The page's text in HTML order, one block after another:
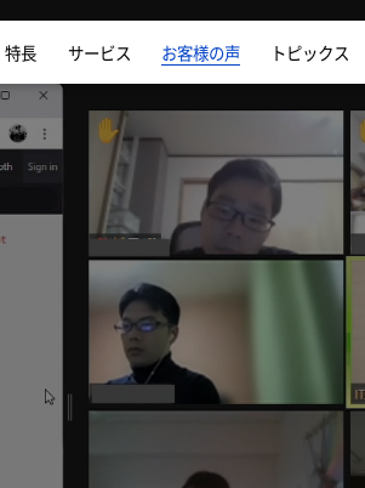
特長 サービス お客様の声 トピックス